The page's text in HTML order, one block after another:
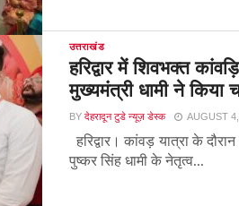
उत्तराखंड
हरिद्वार में शिवभक्त
मुख्यमंत्री धामी ने किया
BY देहरादून टुडे न्यूज़ डेस्क AUGUST
हरिद्वार। कांवड़ यात्रा के
पुष्कर सिंह धामी के नेतृत्व...